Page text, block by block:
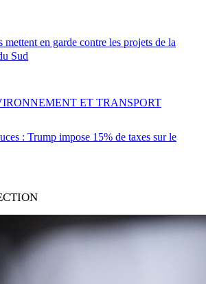
mettent en garde contre les projets de la
Sud
: Trump impose 15% de taxes sur le
ET TRANSPORT